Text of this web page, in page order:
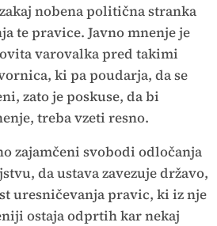
nobena politična stranka
te pravice. Javno mnenje je
varovalka pred takimi
ki pa poudarja, da se
zato je poskuse, da bi
treba vzeti resno.
zajamčeni svobodi odločanja
da ustava zavezuje državo,
uresničevanja pravic, ki iz nje
ostaja odprtih kar nekaj